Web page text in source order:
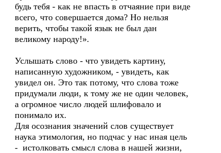
будь тебя - как не впасть в отчаяние при виде
всего, что совершается дома? Но нельзя
верить, чтобы такой язык не был дан
великому народу!».
Услышать слово - что увидеть картину,
написанную художником, - увидеть, как
увидел он. Это так потому, что слова тоже
придумали люди, к тому же не один человек,
а огромное число людей шлифовало и
понимало их.
Для осознания значений слов существует
наука этимология, но подчас у нас иная цель
- истолковать смысл слова в нашей жизни,